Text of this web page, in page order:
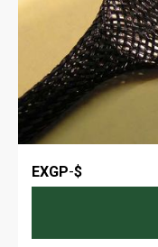
EXGP-$